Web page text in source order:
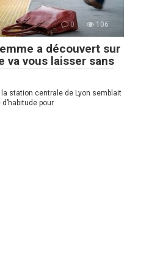
0 106
a découvert sur
va vous laisser sans
la station centrale de Lyon semblait
pour